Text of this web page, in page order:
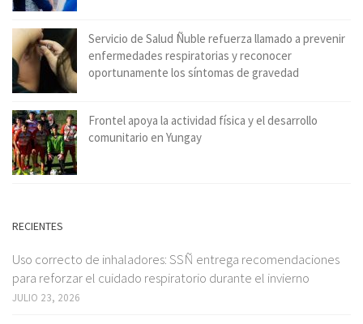
Servicio de Salud Ñuble refuerza llamado a prevenir
enfermedades respiratorias y reconocer
oportunamente los síntomas de gravedad
Frontel apoya la actividad física y el desarrollo
comunitario en Yungay
RECIENTES
Uso correcto de inhaladores: SSÑ entrega recomendaciones
para reforzar el cuidado respiratorio durante el invierno
JULIO 23, 2026